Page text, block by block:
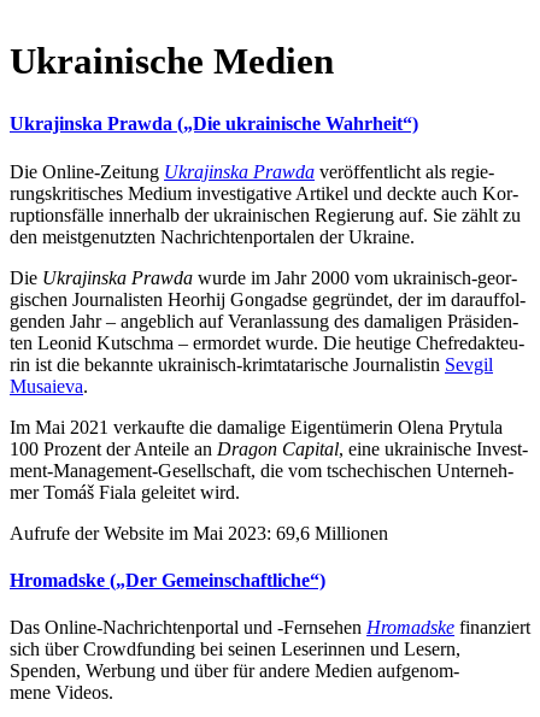
Ukrai­ni­sche Medien
Ukra­jinska Prawda („Die ukrai­ni­sche Wahrheit“)
Die Online-Zeitung Ukra­jinska Prawda ver­öf­fent­licht als regie­
rungs­kri­ti­sches Medium inves­ti­ga­tive Artikel und deckte auch Kor­
rup­ti­ons­fälle inner­halb der ukrai­ni­schen Regie­rung auf. Sie zählt zu
den meist­ge­nutz­ten Nach­rich­ten­por­ta­len der Ukraine.
Die Ukra­jinska Prawda wurde im Jahr 2000 vom ukrai­nisch-geor­
gi­schen Jour­na­lis­ten Heorhij Gon­gadse gegrün­det, der im dar­auf­fol­
gen­den Jahr – angeb­lich auf Ver­an­las­sung des dama­li­gen Prä­si­den­
ten Leonid Kut­schma – ermor­det wurde. Die heutige Chef­re­dak­teu­
rin ist die bekannte ukrai­nisch-krim­ta­ta­ri­sche Jour­na­lis­tin Sevgil
Mus­aieva.
Im Mai 2021 ver­kaufte die dama­lige Eigen­tü­me­rin Olena Prytula
100 Prozent der Anteile an Dragon Capital, eine ukrai­ni­sche Invest­
ment-Manage­ment-Gesell­schaft, die vom tsche­chi­schen Unter­neh­
mer Tomáš Fiala gelei­tet wird.
Aufrufe der Website im Mai 2023: 69,6 Millionen
Hro­madske („Der Gemeinschaftliche“)
Das Online-Nach­rich­ten­por­tal und ‑Fern­se­hen Hro­madske finan­ziert
sich über Crowd­fun­ding bei seinen Lese­rin­nen und Lesern,
Spenden, Werbung und über für andere Medien auf­ge­nom­
mene Videos.